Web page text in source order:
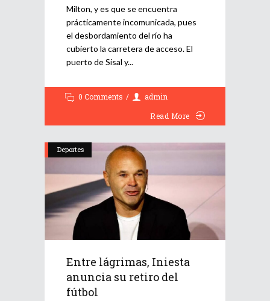
Milton, y es que se encuentra
prácticamente incomunicada, pues
el desbordamiento del río ha
cubierto la carretera de acceso. El
puerto de Sisal y
0 Comments
admin
Read More
Deportes
Entre lágrimas, Iniesta
anuncia su retiro del
fútbol